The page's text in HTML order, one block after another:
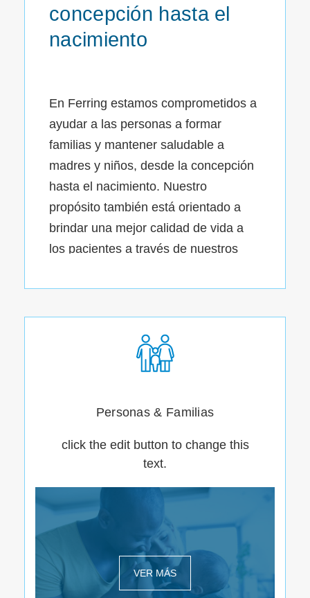
concepción hasta el
nacimiento
En Ferring estamos comprometidos a
ayudar a las personas a formar
familias y mantener saludable a
madres y niños, desde la concepción
hasta el nacimiento. Nuestro
propósito también está orientado a
brindar una mejor calidad de vida a
los pacientes a través de nuestros
gastroenterología y uro-oncología.
Personas & Familias
click the edit button to change this
text.
VER MÁS